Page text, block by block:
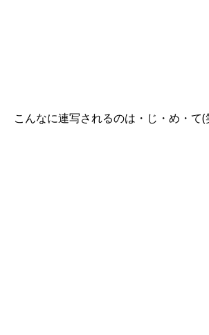
こんなに連写されるのは・じ・め・て(